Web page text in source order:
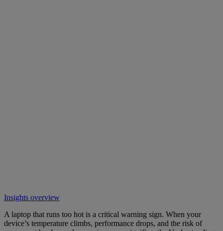
Insights overview
A laptop that runs too hot is a critical warning sign. When your
device’s temperature climbs, performance drops, and the risk of